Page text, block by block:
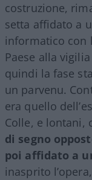
costruzione,
setta affidato a
informatico con
Paese alla
quindi la fase
un parvenu.
era quello
Colle, e lontani,
di segno
poi affidato a
inasprito